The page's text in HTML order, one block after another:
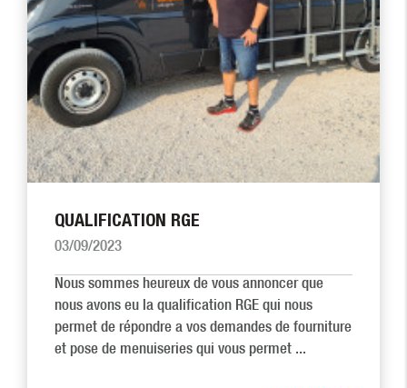
QUALIFICATION RGE
03/09/2023
Nous sommes heureux de vous annoncer que
nous avons eu la qualification RGE qui nous
permet de répondre a vos demandes de fourniture
et pose de menuiseries qui vous permet ...